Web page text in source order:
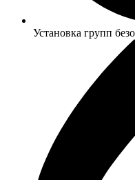
Установка групп